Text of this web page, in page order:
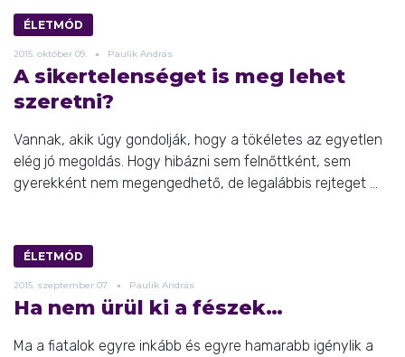
ÉLETMÓD
2015. október 09. Paulik András
A sikertelenséget is meg lehet
szeretni?
Vannak, akik úgy gondolják, hogy a tökéletes az egyetlen
elég jó megoldás. Hogy hibázni sem felnőttként, sem
gyerekként nem megengedhető, de legalábbis rejteget ...
ÉLETMÓD
2015. szeptember 07. Paulik András
Ha nem ürül ki a fészek…
Ma a fiatalok egyre inkább és egyre hamarabb igénylik a